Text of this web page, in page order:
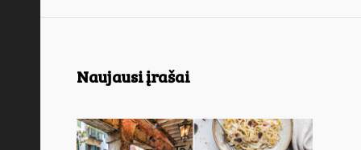
Naujausi įrašai